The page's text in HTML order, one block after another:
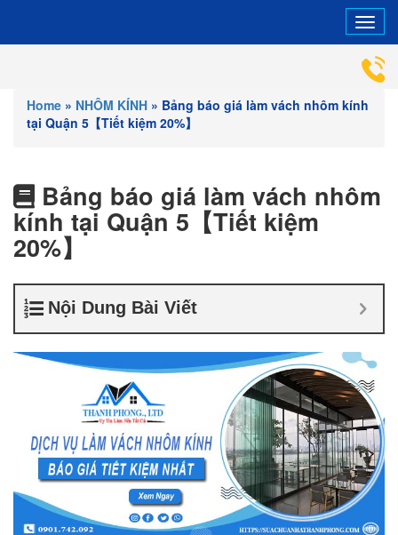
HỖ TRỢ
Home » NHÔM KÍNH » Bảng báo giá làm vách nhôm kính
tại Quận 5【Tiết kiệm 20%】
Bảng báo giá làm vách nhôm
kính tại Quận 5【Tiết kiệm
20%】
Nội Dung Bài Viết